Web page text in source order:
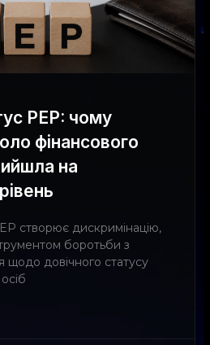
PEP: чому
фінансового
на
створює дискримінацію,
боротьби з
щодо довічного статусу